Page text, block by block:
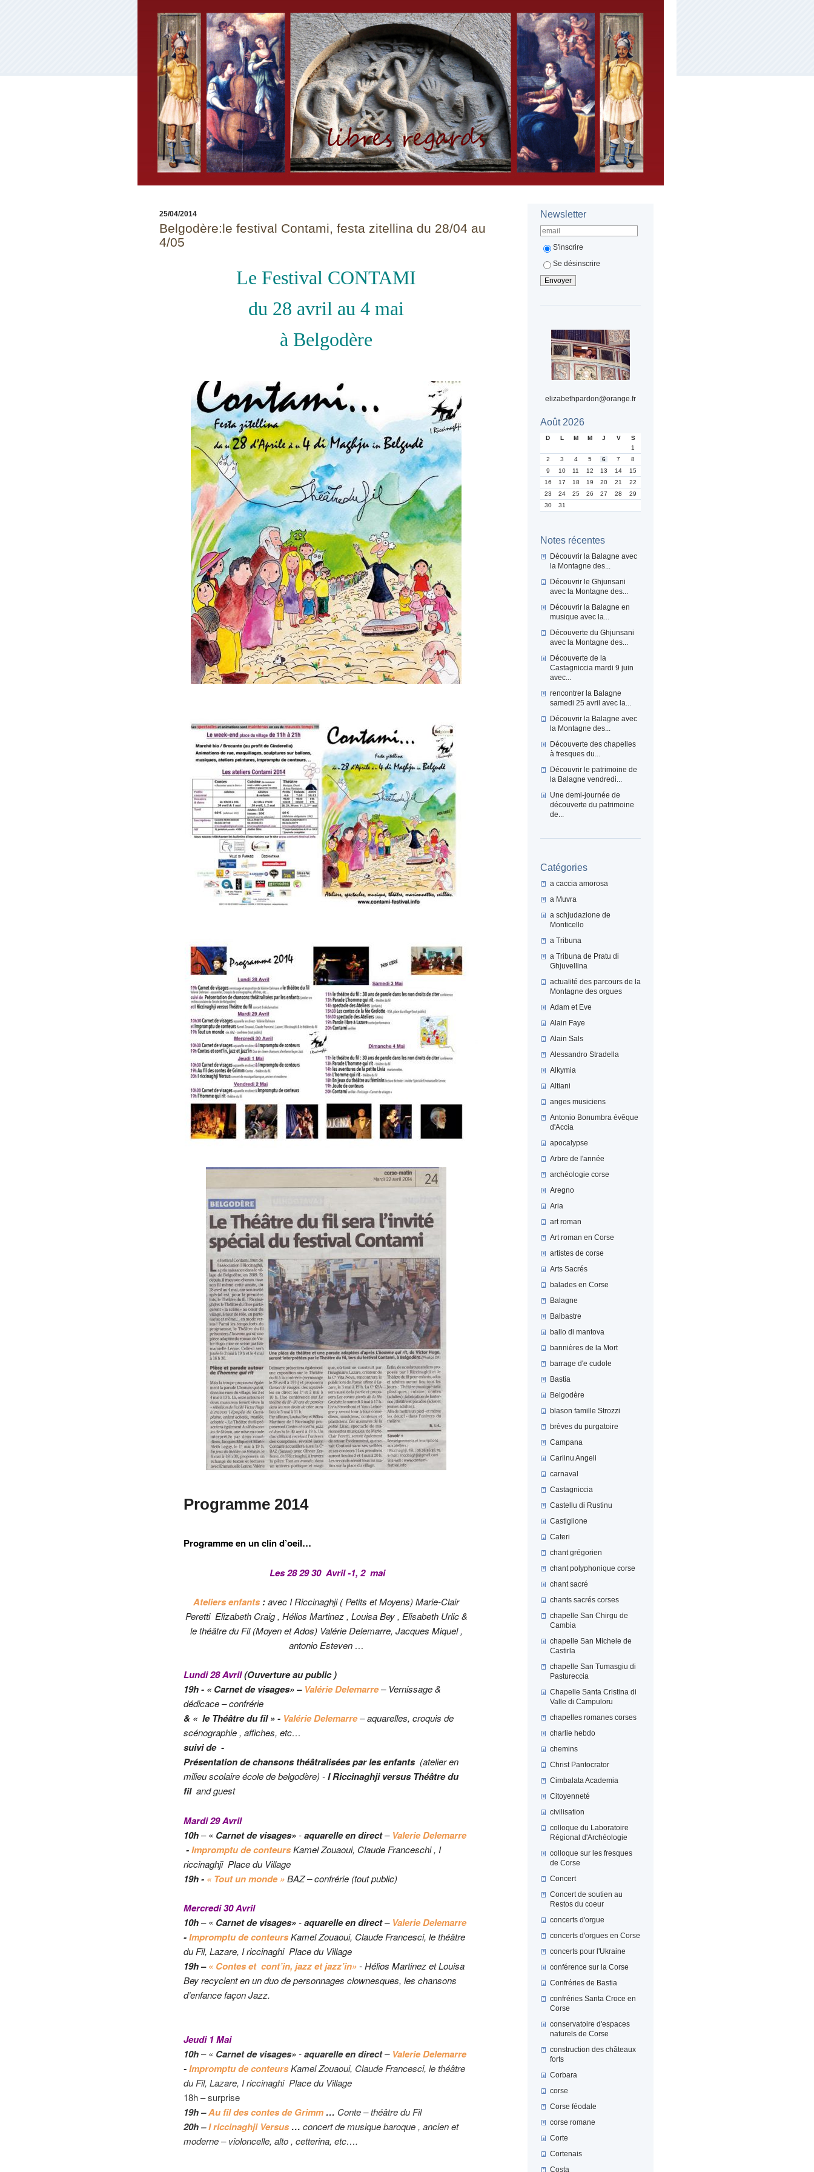
Newsletter
S'inscrire
Se désinscrire
elizabethpardon@orange.fr
Août 2026
D L M M J V
S
1
2
3 4 5 6 7
8
9
10 11 12 13 14
15
16
17 18 19 20 21
22
23
24 25 26 27 28
29
30
31
Notes récentes
Découvrir la Balagne avec
la Montagne des...
Découvrir le Ghjunsani
avec la Montagne des...
Découvrir la Balagne en
musique avec la...
Découverte du Ghjunsani
avec la Montagne des...
Découverte de la
Castagniccia mardi 9 juin
avec...
rencontrer la Balagne
samedi 25 avril avec la...
Découvrir la Balagne avec
la Montagne des...
Découverte des chapelles
à fresques du...
Découvrir le patrimoine de
la Balagne vendredi...
Une demi-journée de
découverte du patrimoine
de...
Catégories
a caccia amorosa
a Muvra
a schjudazione de
Monticello
a Tribuna
a Tribuna de Pratu di
Ghjuvellina
actualité des parcours de la
Montagne des orgues
Adam et Eve
Alain Faye
Alain Sals
Alessandro Stradella
Alkymia
Altiani
anges musiciens
Antonio Bonumbra évêque
d'Accia
apocalypse
Arbre de l'année
archéologie corse
Aregno
Aria
art roman
Art roman en Corse
artistes de corse
Arts Sacrés
balades en Corse
Balagne
Balbastre
ballo di mantova
bannières de la Mort
barrage d'e cudole
Bastia
Belgodère
blason famille Strozzi
brèves du purgatoire
Campana
Carlinu Angeli
carnaval
Castagniccia
Castellu di Rustinu
Castiglione
Cateri
chant grégorien
chant polyphonique corse
chant sacré
chants sacrés corses
chapelle San Chirgu de
Cambia
chapelle San Michele de
Castirla
chapelle San Tumasgiu di
Pastureccia
Chapelle Santa Cristina di
Valle di Campuloru
chapelles romanes corses
charlie hebdo
chemins
Christ Pantocrator
Cimbalata Academia
Citoyenneté
civilisation
colloque du Laboratoire
Régional d'Archéologie
colloque sur les fresques
de Corse
Concert
Concert de soutien au
Restos du coeur
concerts d'orgue
concerts d'orgues en Corse
concerts pour l'Ukraine
conférence sur la Corse
Confréries de Bastia
confréries Santa Croce en
Corse
conservatoire d'espaces
naturels de Corse
construction des châteaux
forts
Corbara
corse
Corse féodale
corse romane
Corte
Cortenais
Costa
25/04/2014
Belgodère:le festival Contami, festa zitellina du 28/04 au
4/05
Le Festival CONTAMI
du 28 avril au 4 mai
à Belgodère
Programme 2014
Programme en un clin d’oeil…
Les 28 29 30 Avril -1, 2 mai
Ateliers enfants:avec I Riccinaghji ( Petits et Moyens) Marie-Clair
Peretti Elizabeth Craig , Hélios Martinez , Louisa Bey , Elisabeth Urlic &
le théâtre du Fil (Moyen et Ados) Valérie Delemarre, Jacques Miquel ,
antonio Esteven …
Lundi 28 Avril(Ouverture au public )
19h - « Carnet de visages»– Valérie Delemarre– Vernissage &
dédicace – confrérie
& « le Théâtre du fil »- Valérie Delemarre– aquarelles, croquis de
scénographie , affiches, etc…
suivi de -
Présentation de chansons théâtraliséespar les enfants (atelier en
milieu scolaire école de belgodère) -I Riccinaghji versus Théâtre du
fil and guest
Mardi 29 Avril
10h– « Carnet de visages»-aquarelle en direct– Valerie Delemarre
-Impromptu de conteursKamel Zouaoui, Claude Franceschi , I
riccinaghji Place du Village
19h- « Tout un monde »BAZ – confrérie (tout public)
Mercredi 30 Avril
10h– « Carnet de visages»-aquarelle en direct– Valerie Delemarre
-Impromptu de conteursKamel Zouaoui, Claude Francesci, le théâtre
du Fil, Lazare, I riccinaghi Place du Village
19h–« Contes et cont’in, jazz et jazz’in»- Hélios Martinez et Louisa
Bey recyclent en un duo de personnages clownesques, les chansons
d’enfance façon Jazz.
Jeudi 1 Mai
10h– « Carnet de visages»-aquarelle en direct– Valerie Delemarre
-Impromptu de conteursKamel Zouaoui, Claude Francesci, le théâtre
du Fil, Lazare, I riccinaghi Place du Village
18h – surprise
19h–Au fil des contes de Grimm… Conte – théâtre du Fil
20h–I riccinaghji Versus… concert de musique baroque , ancien et
moderne – violoncelle, alto , cetterina, etc….